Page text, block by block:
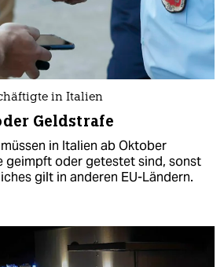
in Italien
Geldstrafe
in Italien ab Oktober
geimpft oder getestet sind, sonst
gilt in anderen EU-Ländern.